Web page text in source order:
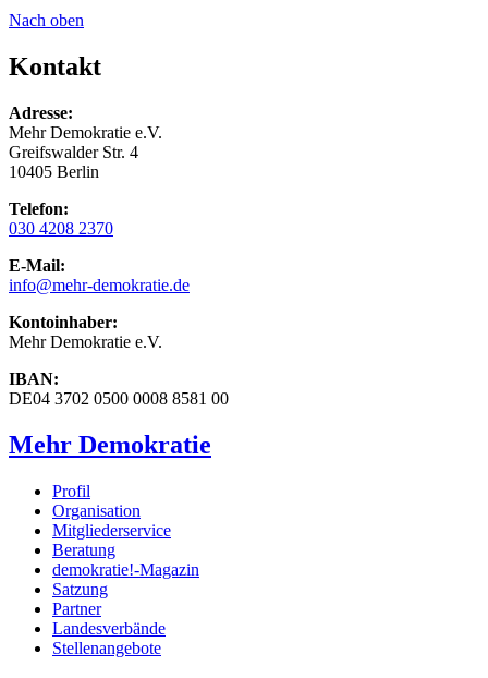
Nach oben
Kontakt
Adresse:
Mehr Demokratie e.V.
Greifswalder Str. 4
10405 Berlin
Telefon:
030 4208 2370
E-Mail:
info@mehr-demokratie.de
Kontoinhaber:
Mehr Demokratie e.V.
IBAN:
DE04 3702 0500 0008 8581 00
Mehr Demokratie
Profil
Organisation
Mitgliederservice
Beratung
demokratie!-Magazin
Satzung
Partner
Landesverbände
Stellenangebote